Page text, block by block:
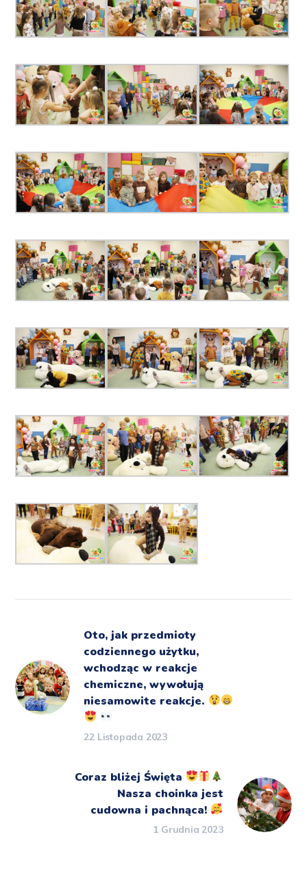
Oto, jak przedmioty
codziennego użytku,
wchodząc w reakcje
chemiczne, wywołują
niesamowite reakcje.
22 Listopada 2023
Coraz bliżej Święta
Nasza choinka jest
cudowna i pachnąca!
1 Grudnia 2023